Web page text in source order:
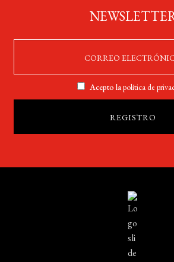
Acepto lapolítica de